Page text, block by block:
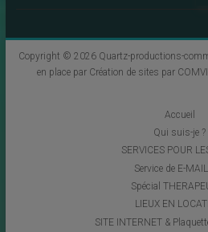
Copyright © 2026 Quartz-productions-
en place par Création de sites par
Accueil
Qui suis-je ?
SERVICES POUR
Service de E-
Spécial
LIEUX EN
SITE INTERNET &